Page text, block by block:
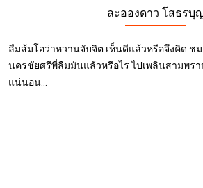
ละอองดาว โสธรบุ
ลืมส้มโอว่าหวานจับจิต เห็นดีแล้วหรือจึงคิด ช
นครชัยศรีพี่ลืมมันแล้วหรือไร ไปเพลินสามพรา
แน่นอน...